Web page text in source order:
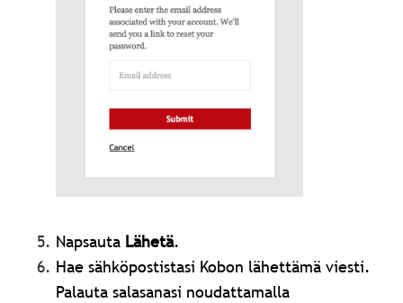
Napsauta Lähetä.
Hae sähköpostistasi Kobon lähettämä viesti.
Palauta salasanasi noudattamalla